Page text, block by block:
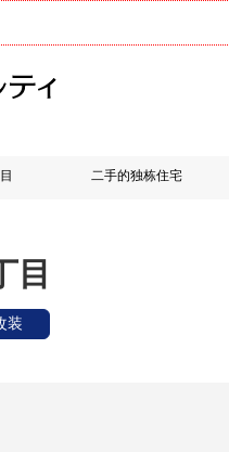
2丁目 二手的独栋住宅
2丁目 二
装